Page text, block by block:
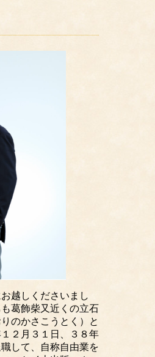
越しくださいまし
葛飾柴又近くの立石
のかさこうとく）と
２月３１日、３８年
して、自称自由業を